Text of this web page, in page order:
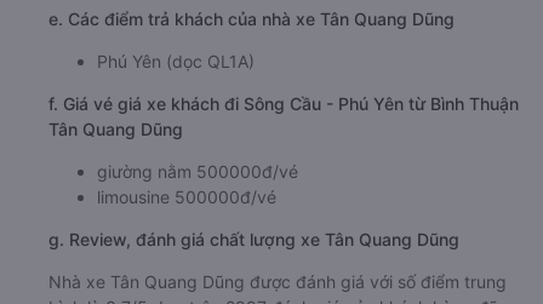
Chợ Tân Hải
Đức Mẹ Tà Pao
e. Các điểm trả khách của nhà xe Tân Quang Dũng
f. Giá vé giá xe khách đi Sông Cầu - Phú Yên từ Bình Thuận
limousine 500000đ/vé